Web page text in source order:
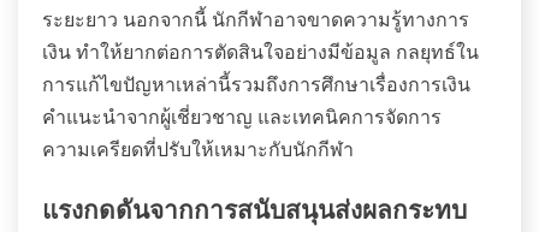
ระยะยาว นอกจากนี้ นักกีฬาอาจขาดความรู้ทางการ
เงิน ทำให้ยากต่อการตัดสินใจอย่างมีข้อมูล กลยุทธ์ใน
การแก้ไขปัญหาเหล่านี้รวมถึงการศึกษาเรื่องการเงิน
คำแนะนำจากผู้เชี่ยวชาญ และเทคนิคการจัดการ
ความเครียดที่ปรับให้เหมาะกับนักกีฬา
แรงกดดันจากการสนับสนุนส่งผลกระทบ